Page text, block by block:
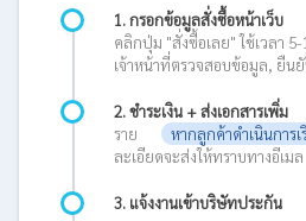
1. กรอกข้อมูลสั่งซื้อหน้าเว็บ
คลิกปุ่ม "สั่งซื้อเลย" ใช้เวลา
เจ้าหน้าที่ตรวจสอบข้อมูล, ยืน
2. ชำระเงิน + ส่งเอกสารเพิ่ม
หากลูกค้าดำเนินการ
ราย
ละเอียดจะส่งให้ทราบทางอีเมล
3. แจ้งงานเข้าบริษัทประกัน